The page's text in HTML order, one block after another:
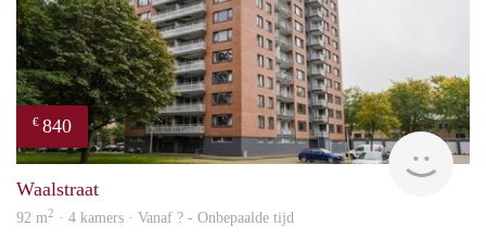
€ 840
Waalstraat
92 m2 · 4 kamers · Vanaf ? - Onbepaalde tijd